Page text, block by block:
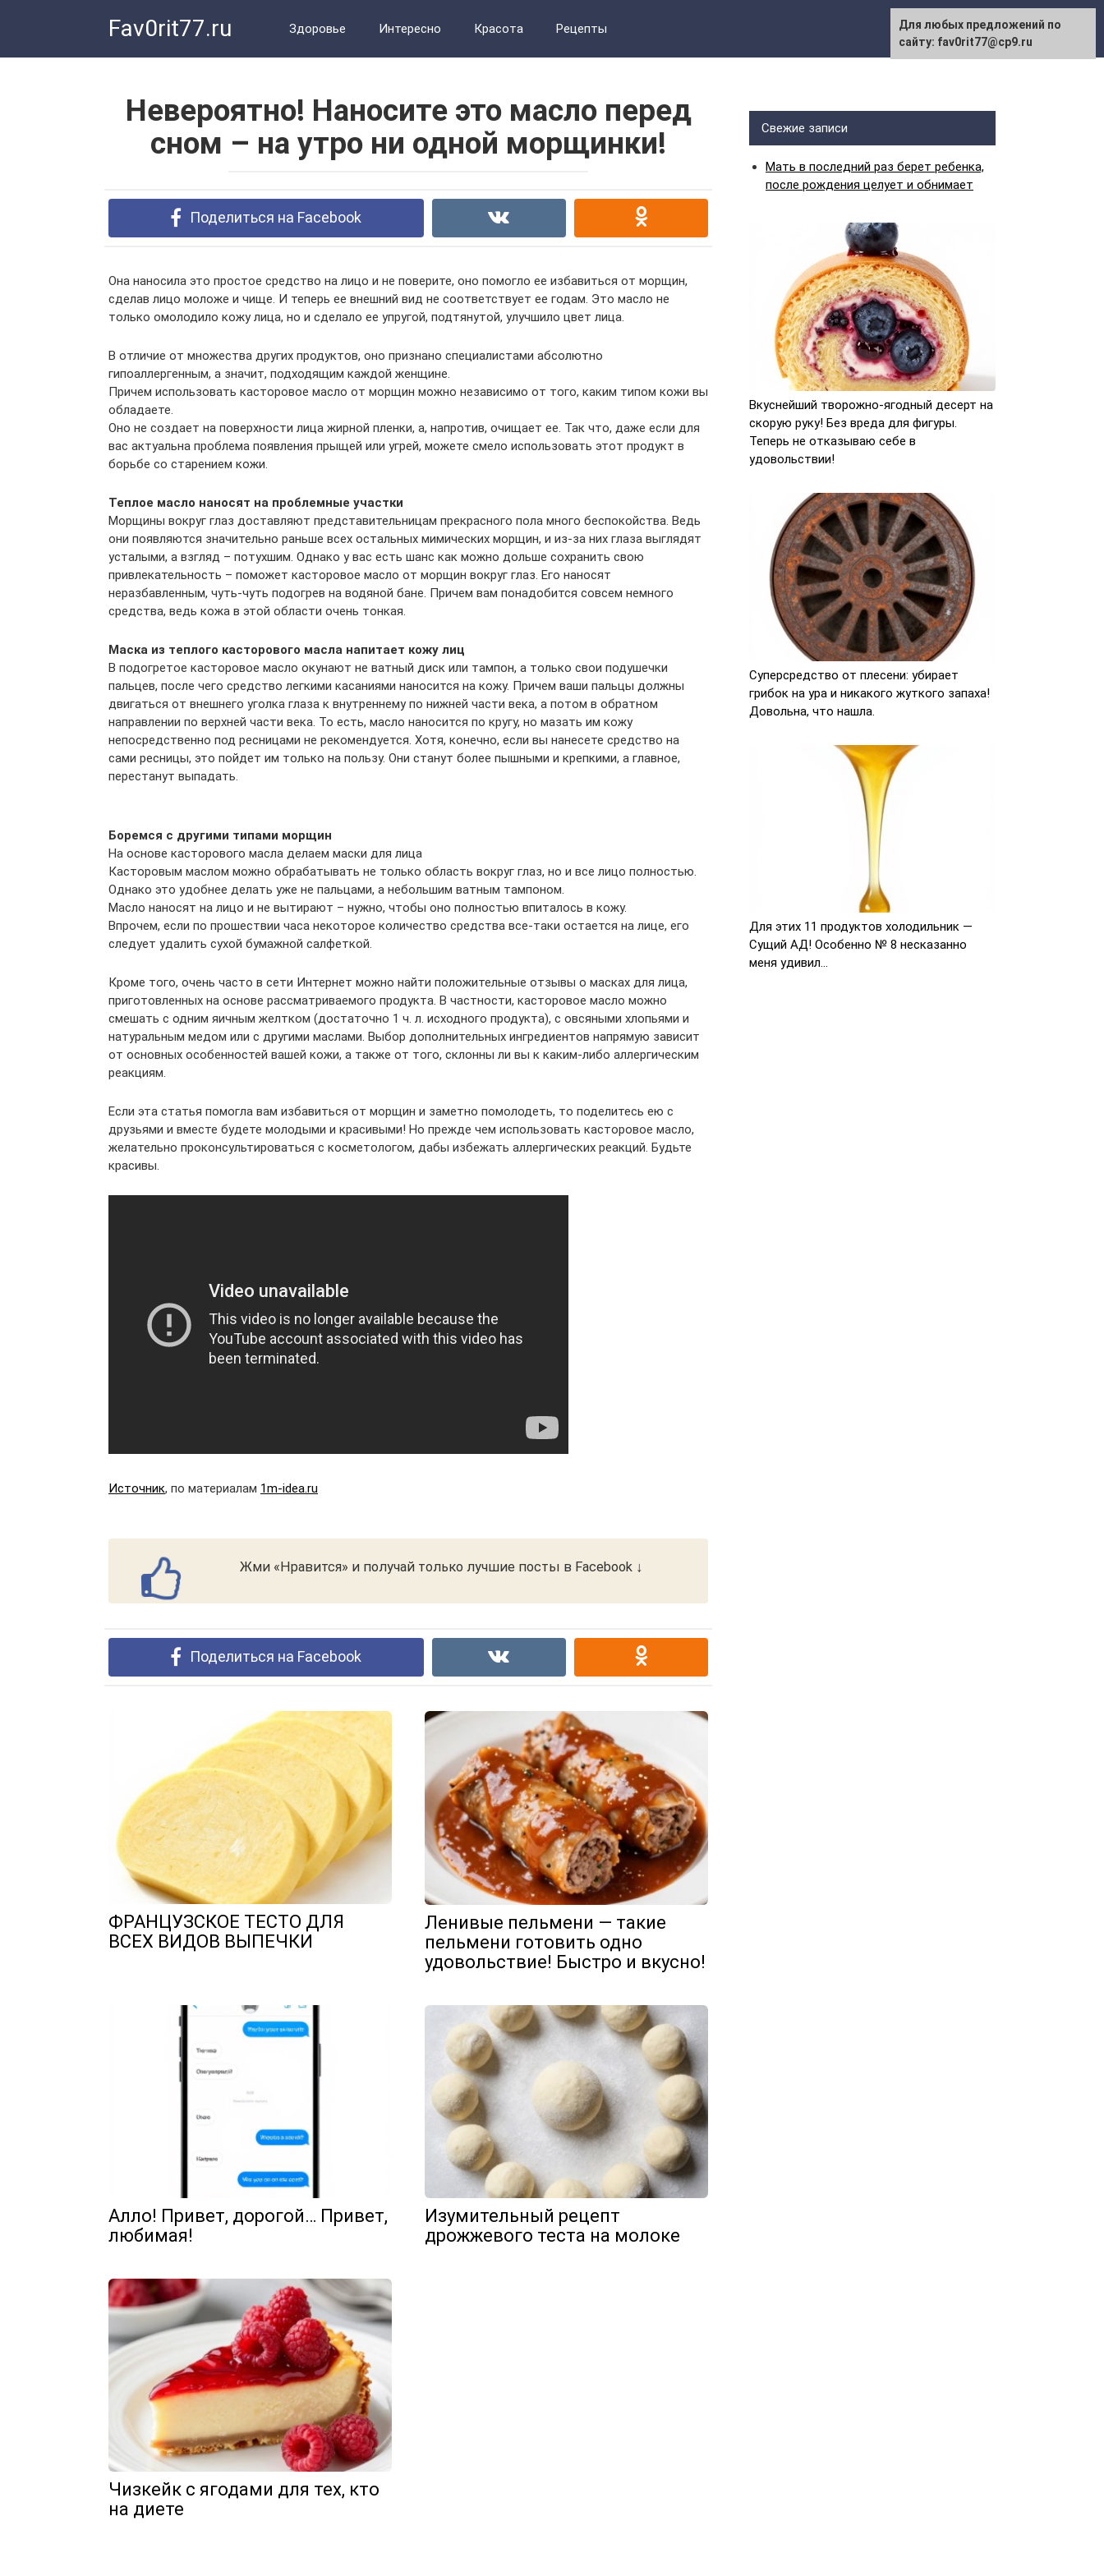
Fav0rit77.ru Здоровье Интересно Красота Рецепты
Невероятно! Наносите это масло перед
сном – на утро ни одной морщинки!
Поделиться на Facebook
Она наносила это простое средство на лицо и не поверите, оно помогло ее избавиться от морщин,
сделав лицо моложе и чище. И теперь ее внешний вид не соответствует ее годам. Это масло не
только омолодило кожу лица, но и сделало ее упругой, подтянутой, улучшило цвет лица.
В отличие от множества других продуктов, оно признано специалистами абсолютно
гипоаллергенным, а значит, подходящим каждой женщине.
Причем использовать касторовое масло от морщин можно независимо от того, каким типом кожи вы
обладаете.
Оно не создает на поверхности лица жирной пленки, а, напротив, очищает ее. Так что, даже если для
вас актуальна проблема появления прыщей или угрей, можете смело использовать этот продукт в
борьбе со старением кожи.
Теплое масло наносят на проблемные участки
Морщины вокруг глаз доставляют представительницам прекрасного пола много беспокойства. Ведь
они появляются значительно раньше всех остальных мимических морщин, и из-за них глаза выглядят
усталыми, а взгляд – потухшим. Однако у вас есть шанс как можно дольше сохранить свою
привлекательность – поможет касторовое масло от морщин вокруг глаз. Его наносят
неразбавленным, чуть-чуть подогрев на водяной бане. Причем вам понадобится совсем немного
средства, ведь кожа в этой области очень тонкая.
Маска из теплого касторового масла напитает кожу лиц
В подогретое касторовое масло окунают не ватный диск или тампон, а только свои подушечки
пальцев, после чего средство легкими касаниями наносится на кожу. Причем ваши пальцы должны
двигаться от внешнего уголка глаза к внутреннему по нижней части века, а потом в обратном
направлении по верхней части века. То есть, масло наносится по кругу, но мазать им кожу
непосредственно под ресницами не рекомендуется. Хотя, конечно, если вы нанесете средство на
сами ресницы, это пойдет им только на пользу. Они станут более пышными и крепкими, а главное,
перестанут выпадать.
Боремся с другими типами морщин
На основе касторового масла делаем маски для лица
Касторовым маслом можно обрабатывать не только область вокруг глаз, но и все лицо полностью.
Однако это удобнее делать уже не пальцами, а небольшим ватным тампоном.
Масло наносят на лицо и не вытирают – нужно, чтобы оно полностью впиталось в кожу.
Впрочем, если по прошествии часа некоторое количество средства все-таки остается на лице, его
следует удалить сухой бумажной салфеткой.
Кроме того, очень часто в сети Интернет можно найти положительные отзывы о масках для лица,
приготовленных на основе рассматриваемого продукта. В частности, касторовое масло можно
смешать с одним яичным желтком (достаточно 1 ч. л. исходного продукта), с овсяными хлопьями и
натуральным медом или с другими маслами. Выбор дополнительных ингредиентов напрямую зависит
от основных особенностей вашей кожи, а также от того, склонны ли вы к каким-либо аллергическим
реакциям.
Если эта статья помогла вам избавиться от морщин и заметно помолодеть, то поделитесь ею с
друзьями и вместе будете молодыми и красивыми! Но прежде чем использовать касторовое масло,
желательно проконсультироваться с косметологом, дабы избежать аллергических реакций. Будьте
красивы.
Источник, по материалам 1m-idea.ru
Жми «Нравится» и получай только лучшие посты в Facebook ↓
Поделиться на Facebook
ФРАНЦУЗСКОЕ ТЕСТО ДЛЯ
ВСЕХ ВИДОВ ВЫПЕЧКИ
Ленивые пельмени — такие
пельмени готовить одно
удовольствие! Быстро и вкусно!
Алло! Привет, дорогой… Привет,
любимая!
Изумительный рецепт
дрожжевого теста на молоке
Чизкейк с ягодами для тех, кто
на диете
Свежие записи
Мать в последний раз берет ребенка,
после рождения целует и обнимает
Вкуснейший творожно-ягодный десерт на
скорую руку! Без вреда для фигуры.
Теперь не отказываю себе в
удовольствии!
Суперсредство от плесени: убирает
грибок на ура и никакого жуткого запаха!
Довольна, что нашла.
Для этих 11 продуктов холодильник —
Сущий АД! Особенно № 8 несказанно
меня удивил…
Для любых предложений по
сайту: fav0rit77@cp9.ru